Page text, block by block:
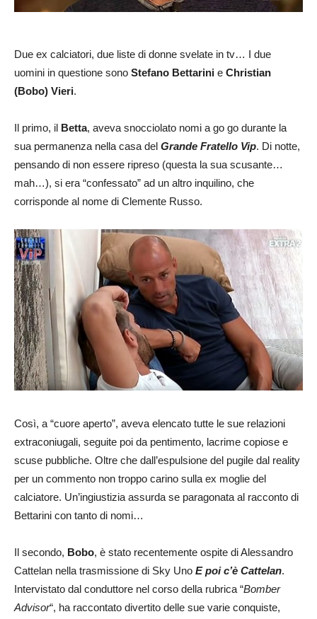
Due ex calciatori, due liste di donne svelate in tv… I due
uomini in questione sono Stefano Bettarini e Christian
(Bobo) Vieri.
Il primo, il Betta, aveva snocciolato nomi a go go durante la
sua permanenza nella casa del Grande Fratello Vip. Di notte,
pensando di non essere ripreso (questa la sua scusante…
mah…), si era “confessato” ad un altro inquilino, che
corrisponde al nome di Clemente Russo.
Così, a “cuore aperto”, aveva elencato tutte le sue relazioni
extraconiugali, seguite poi da pentimento, lacrime copiose e
scuse pubbliche. Oltre che dall’espulsione del pugile dal reality
per un commento non troppo carino sulla ex moglie del
calciatore. Un’ingiustizia assurda se paragonata al racconto di
Bettarini con tanto di nomi…
Il secondo, Bobo, è stato recentemente ospite di Alessandro
Cattelan nella trasmissione di Sky Uno E poi c’è Cattelan.
Intervistato dal conduttore nel corso della rubrica “Bomber
Advisor“, ha raccontato divertito delle sue varie conquiste,